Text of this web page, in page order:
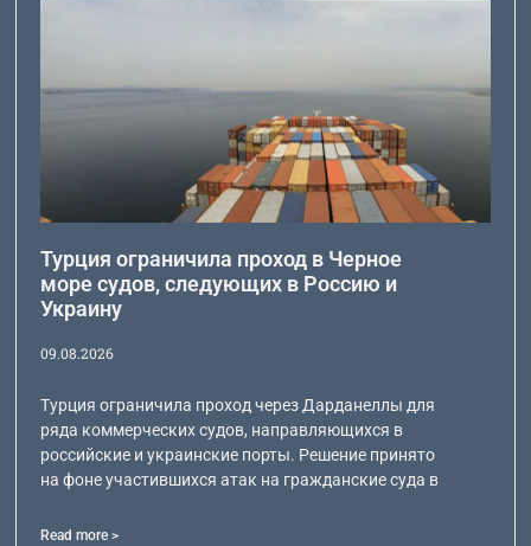
Турция ограничила проход в Черное
море судов, следующих в Россию и
Украину
09.08.2026
Турция ограничила проход через Дарданеллы для
ряда коммерческих судов, направляющихся в
российские и украинские порты. Решение принято
на фоне участившихся атак на гражданские суда в
Read more >